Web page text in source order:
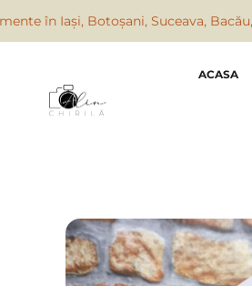
ACASA
în Iași, Botoșani, Suceava, Bacău,